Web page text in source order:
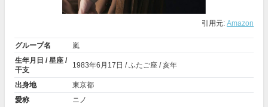
引用元: Amazon
グループ名
嵐
生年月日 / 星座 /
干支
1983年6月17日 / ふたご座 / 亥年
出身地
東京都
愛称
ニノ